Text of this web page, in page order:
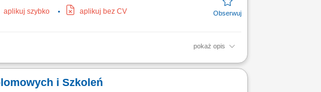
aplikuj szybko aplikuj bez CV
pokaż opis
oraz koordynacja działań operacyjnych. Obsługa
i Szkoleń